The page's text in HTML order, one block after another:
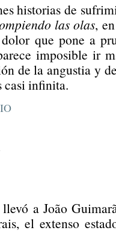
historias de
las olas,
que pone a
imposible ir
de la angustia y
casi infinita.
a João
el extenso